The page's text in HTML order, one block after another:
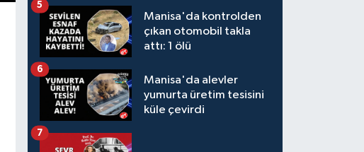
Manisa'da kontrolden
çıkan otomobil takla
attı: 1 ölü
5
Manisa'da alevler
yumurta üretim tesisini
küle çevirdi
6
7